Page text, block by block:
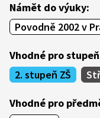
Námět do výuky:
Povodně 2002 v
Vhodné pro
2. stupeň ZŠ
Vhodné pro